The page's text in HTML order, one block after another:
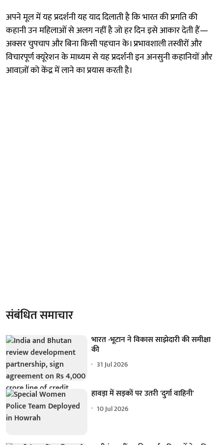
अपने मूल में यह प्रदर्शनी यह याद दिलाती है कि भारत की प्रगति की
कहानी उन महिलाओं से अलग नहीं है जो हर दिन इसे आकार देती हैं—
अक्सर चुपचाप और बिना किसी पहचान के। प्रभावशाली तस्वीरों और
विचारपूर्ण क्यूरेशन के माध्यम से यह प्रदर्शनी इन अनसुनी कहानियों और
आवाज़ों को केंद्र में लाने का प्रयास करती है।
संबंधित समाचार
भारत -भूटान ने विकास साझेदारी की समीक्षा
की
31 Jul 2026
हावड़ा में सड़कों पर उतरी 'दुर्गा वाहिनी'
10 Jul 2026